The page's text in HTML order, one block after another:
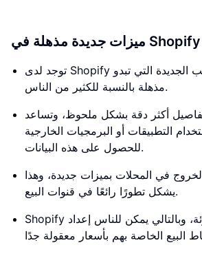
ميزات جديدة مذهلة في Shopify
توجد لدى Shopify لوحة تحكم أداء الويب الجديدة التي تبدو
مذهلة بالنسبة للكثير من الناس.
تفاصيل أكثر دقة بشكل ملحوظ، وتساعد
التطبيقات أو البرمجيات الخارجية
للحصول على هذه البيانات.
في المحلات بميزات جديدة، وهذا
يشكل تطورًا رائعًا في قنوات البيع.
Shopify تستهدف البيع بالتجزئة، وبالتالي يمكن للناس إعداد